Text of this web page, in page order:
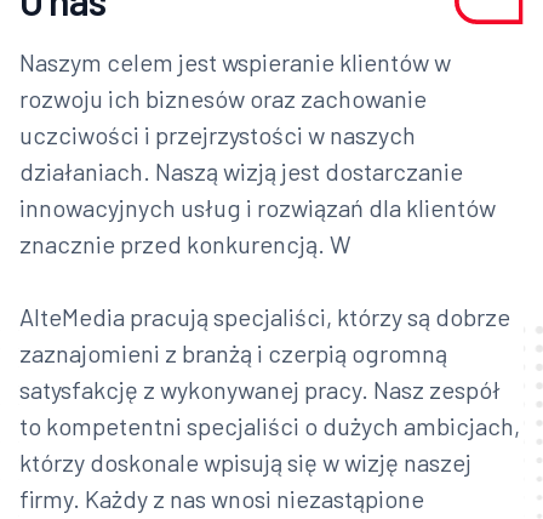
Naszym celem jest wspieranie klientów w
rozwoju ich biznesów oraz zachowanie
uczciwości i przejrzystości w naszych
działaniach. Naszą wizją jest dostarczanie
innowacyjnych usług i rozwiązań dla klientów
znacznie przed konkurencją. W
AlteMedia pracują specjaliści, którzy są dobrze
zaznajomieni z branżą i czerpią ogromną
satysfakcję z wykonywanej pracy. Nasz zespół
to kompetentni specjaliści o dużych ambicjach,
którzy doskonale wpisują się w wizję naszej
firmy. Każdy z nas wnosi niezastąpione